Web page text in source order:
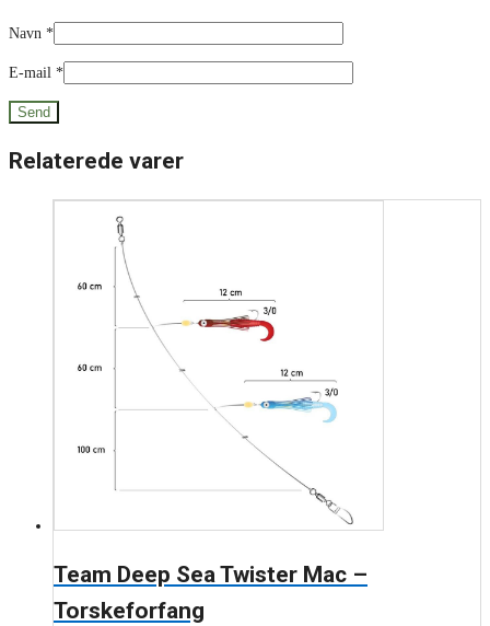
Navn *
E-mail *
Relaterede varer
Team Deep Sea Twister Mac –
Torskeforfang